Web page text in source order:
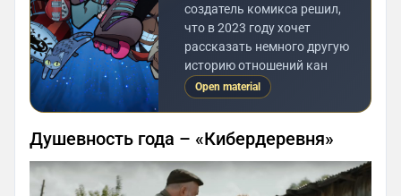
создатель комикса решил,
что в 2023 году хочет
рассказать немного другую
историю отношений кан
Open material
Душевность года – «Кибердеревня»